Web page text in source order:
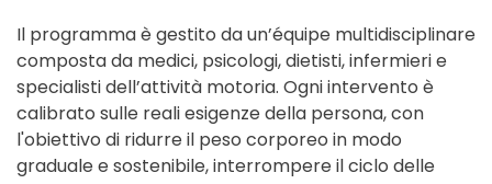
Il programma è gestito da un’équipe multidisciplinare
composta da medici, psicologi, dietisti, infermieri e
specialisti dell’attività motoria. Ogni intervento è
calibrato sulle reali esigenze della persona, con
l'obiettivo di ridurre il peso corporeo in modo
graduale e sostenibile, interrompere il ciclo delle